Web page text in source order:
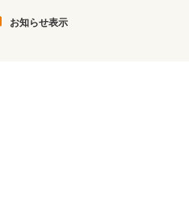
お知らせ表示